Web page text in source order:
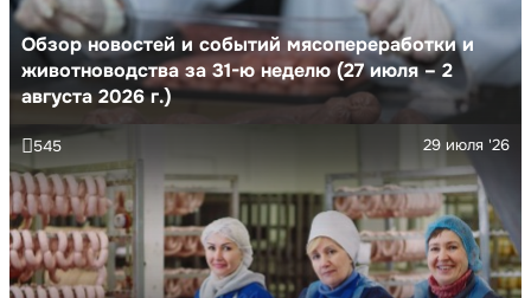
Обзор новостей и событий мясопереработки и
животноводства за 31-ю неделю (27 июля – 2
августа 2026 г.)
29 июля '26
545